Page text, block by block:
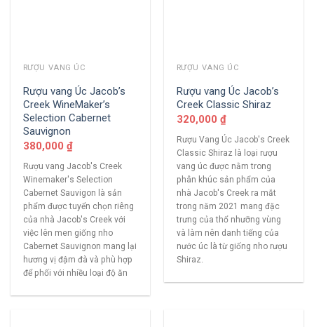
RƯỢU VANG ÚC
Rượu vang Úc Jacob’s
Creek WineMaker’s
Selection Cabernet
Sauvignon
380,000 ₫
Rượu vang Jacob's Creek
Winemaker's Selection
Cabernet Sauvigon là sản
phẩm được tuyển chọn riêng
của nhà Jacob's Creek với
việc lên men giống nho
Cabernet Sauvignon mang lại
hương vị đậm đà và phù hợp
để phối với nhiều loại độ ăn
RƯỢU VANG ÚC
Rượu vang Úc Jacob’s
Creek Classic Shiraz
320,000 ₫
Rượu Vang Úc Jacob's Creek
Classic Shiraz là loại rượu
vang úc được nằm trong
phân khúc sản phẩm của
nhà Jacob's Creek ra mắt
trong năm 2021 mang đặc
trưng của thổ nhưỡng vùng
và làm nên danh tiếng của
nước úc là từ giống nho rượu
Shiraz.